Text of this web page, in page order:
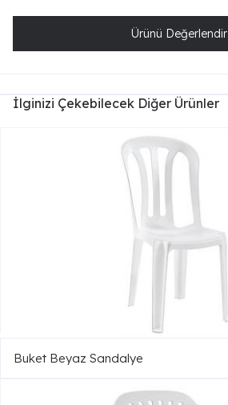
Ürünü Değerlendir
İlginizi Çekebilecek Diğer Ürünler
Buket Beyaz Sandalye